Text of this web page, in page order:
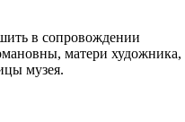
в сопровождении
матери художника,
музея.